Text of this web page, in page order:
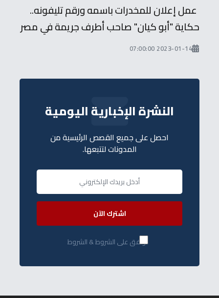
عمل إعلان للمخدرات باسمه ورقم تليفونه..
حكاية "أبو كيان" صاحب أطرف جريمة في مصر
2023-01-14 07:00:00
النشرة الإخبارية اليومية
احصل على جميع القصص الرئيسية من
المدونات لتتبعها.
اشترك الآن
أوافق على الشروط & الشروط